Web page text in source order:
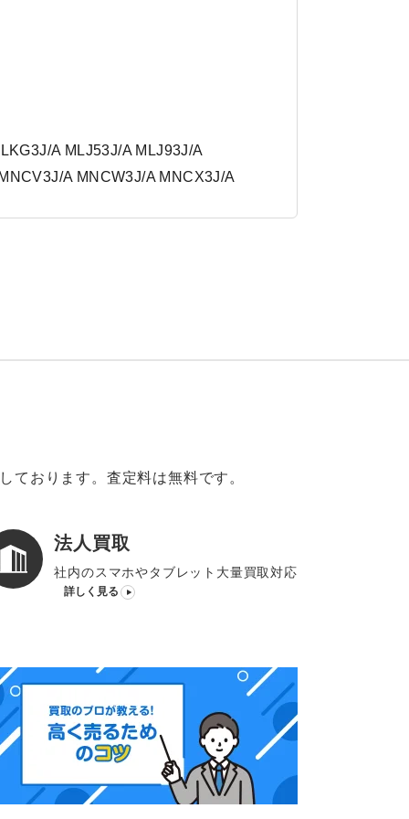
A MLJ53J/A MLJ93J/A
A MNCW3J/A MNCX3J/A
ております。査定料は無料です。
法人買取
社内のスマホやタブレット大量買取対応
詳しく見る